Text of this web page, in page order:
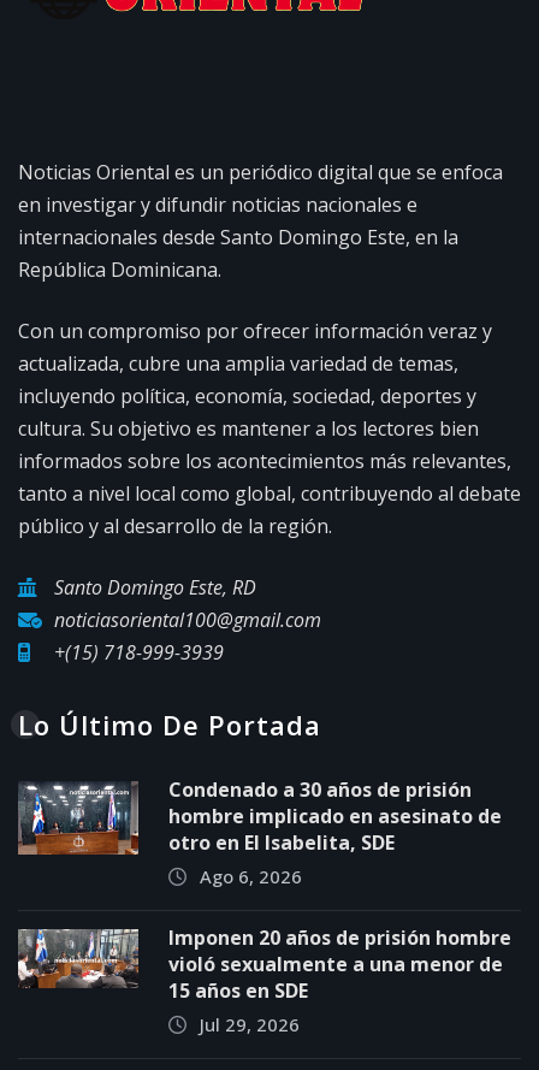
Noticias Oriental es un periódico digital que se enfoca
en investigar y difundir noticias nacionales e
internacionales desde Santo Domingo Este, en la
República Dominicana.
Con un compromiso por ofrecer información veraz y
actualizada, cubre una amplia variedad de temas,
incluyendo política, economía, sociedad, deportes y
cultura. Su objetivo es mantener a los lectores bien
informados sobre los acontecimientos más relevantes,
tanto a nivel local como global, contribuyendo al debate
público y al desarrollo de la región.
Santo Domingo Este, RD
noticiasoriental100@gmail.com
+(15) 718-999-3939
Lo Último De Portada
Condenado a 30 años de prisión
hombre implicado en asesinato de
otro en El Isabelita, SDE
Ago 6, 2026
Imponen 20 años de prisión hombre
violó sexualmente a una menor de
15 años en SDE
Jul 29, 2026